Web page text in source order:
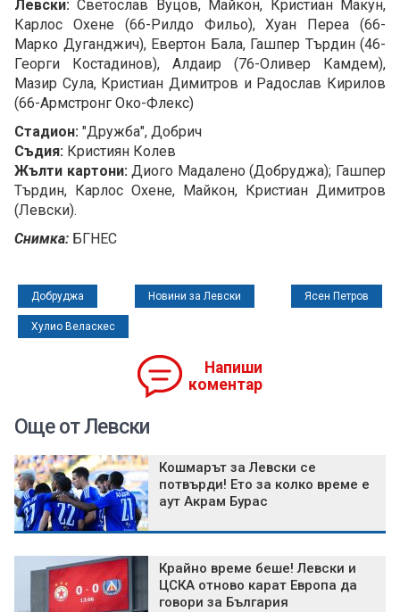
Левски:Светослав Вуцов, Майкон, Кристиан Макун,
Карлос Охене (66-Рилдо Фильо), Хуан Переа (66-
Марко Дуганджич), Евертон Бала, Гашпер Търдин (46-
Георги Костадинов), Алдаир (76-Оливер Камдем),
Мазир Сула, Кристиан Димитров и Радослав Кирилов
(66-Армстронг Око-Флекс)
Стадион: "Дружба", Добрич
Съдия: Кристиян Колев
Жълти картони:Диого Мадалено (Добруджа); Гашпер
Търдин, Карлос Охене, Майкон, Кристиан Димитров
(Левски).
Снимка: БГНЕС
Добруджа Новини за Левски Ясен Петров
Хулио Веласкес
Напиши
коментар
Още от Левски
Кошмарът за Левски се
потвърди! Ето за колко време е
аут Акрам Бурас
Крайно време беше! Левски и
ЦСКА отново карат Европа да
говори за България